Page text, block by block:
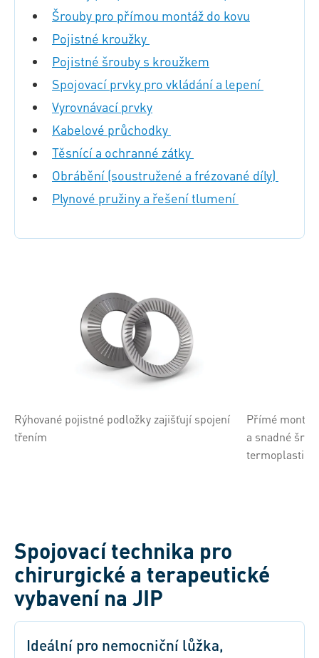
Šrouby pro přímou montáž do kovu
Pojistné kroužky
Pojistné šrouby s kroužkem
Spojovací prvky pro vkládání a lepení
Vyrovnávací prvky
Kabelové průchodky
Těsnící a ochranné zátky
Obrábění (soustružené a frézované díly)
Plynové pružiny a řešení tlumení
Rýhované pojistné podložky zajišťují spojení
třením
Přímé
a snadné
Spojovací technika pro
chirurgické a terapeutické
vybavení na JIP
Ideální pro nemocniční lůžka,